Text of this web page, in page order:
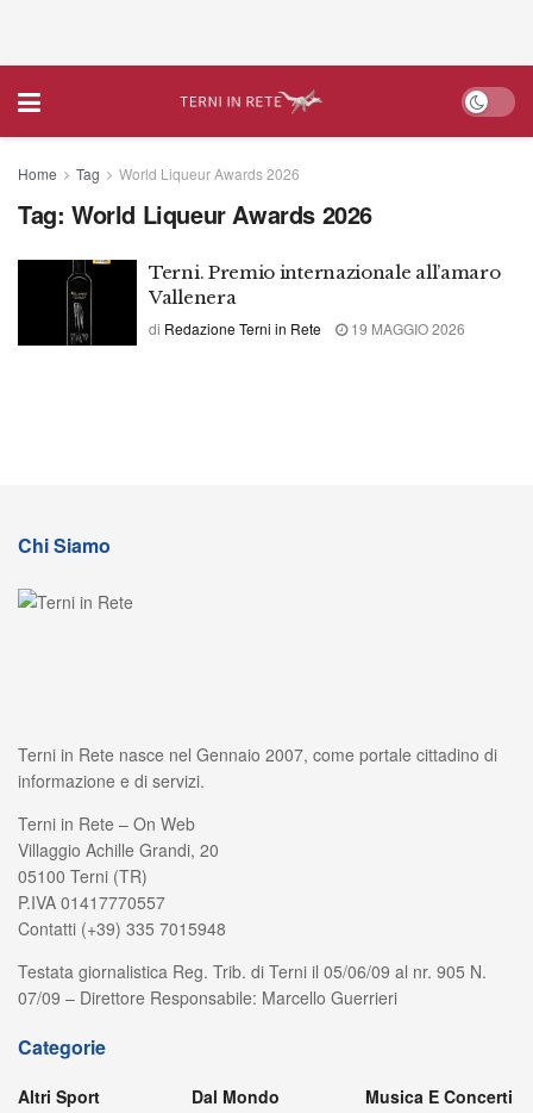
Home Tag World Liqueur Awards 2026
Tag: World Liqueur Awards 2026
Terni. Premio internazionale all’amaro
Vallenera
di Redazione Terni in Rete 19 MAGGIO 2026
Chi Siamo
Terni in Rete nasce nel Gennaio 2007, come portale cittadino di
informazione e di servizi.
Terni in Rete – On Web
Villaggio Achille Grandi, 20
05100 Terni (TR)
P.IVA 01417770557
Contatti (+39) 335 7015948
Testata giornalistica Reg. Trib. di Terni il 05/06/09 al nr. 905 N.
07/09 – Direttore Responsabile: Marcello Guerrieri
Categorie
Altri Sport
Dal Mondo
Musica E Concerti